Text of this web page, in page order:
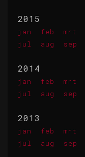
2015
jan feb mrt
jul
aug sep
2014
jan feb mrt
jul
aug sep
2013
jan feb mrt
jul
aug sep